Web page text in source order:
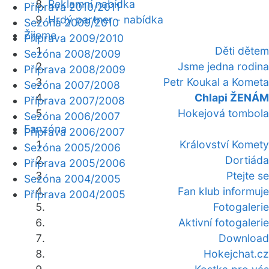
Reklamní nabídka
Hrdý partner - nabídka
Žijeme
Děti dětem
Jsme jedna rodina
Petr Koukal a Kometa
Chlapi ŽENÁM
Hokejová tombola
Fanzóna
Království Komety
Dortiáda
Ptejte se
Fan klub informuje
Fotogalerie
Aktivní fotogalerie
Download
Hokejchat.cz
Příprava 2010/2011
Sezóna 2009/2010
Příprava 2009/2010
Sezóna 2008/2009
Příprava 2008/2009
Sezóna 2007/2008
Příprava 2007/2008
Sezóna 2006/2007
Příprava 2006/2007
Sezóna 2005/2006
Příprava 2005/2006
Sezóna 2004/2005
Příprava 2004/2005